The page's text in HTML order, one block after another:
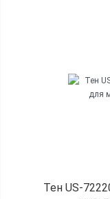
Тен US-